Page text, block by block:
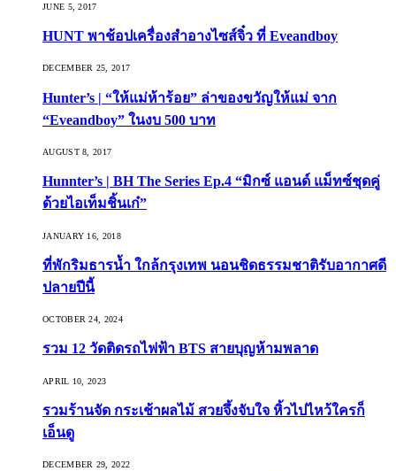
JUNE 5, 2017
HUNT พาช้อปเครื่องสำอางไซส์จิ๋ว ที่ Eveandboy
DECEMBER 25, 2017
Hunter’s | “ให้แม่ห้าร้อย” ล่าของขวัญให้แม่ จาก
“Eveandboy” ในงบ 500 บาท
AUGUST 8, 2017
Hunnter’s | BH The Series Ep.4 “มิกซ์ แอนด์ แม็ทซ์ชุดคู่
ด้วยไอเท็มชิ้นเก๋”
JANUARY 16, 2018
ที่พักริมธารน้ำ ใกล้กรุงเทพ นอนชิดธรรมชาติรับอากาศดี
ปลายปีนี้
OCTOBER 24, 2024
รวม 12 วัดติดรถไฟฟ้า BTS สายบุญห้ามพลาด
APRIL 10, 2023
รวมร้านจัด กระเช้าผลไม้ สวยจึ้งจับใจ หิ้วไปไหว้ใครก็
เอ็นดู
DECEMBER 29, 2022